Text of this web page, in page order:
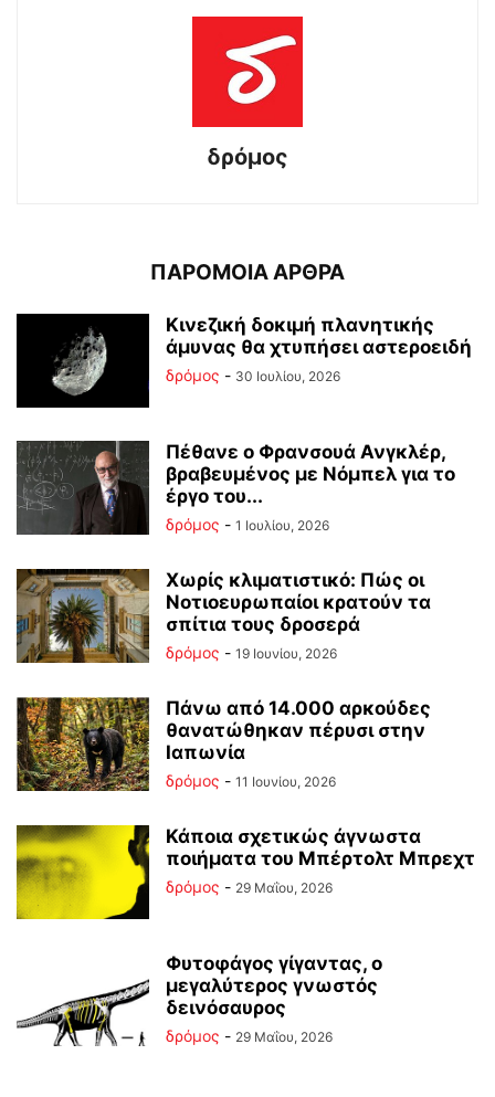
δρόμος
ΠΑΡΟΜΟΙΑ ΑΡΘΡΑ
Κινεζική δοκιμή πλανητικής
άμυνας θα χτυπήσει αστεροειδή
δρόμος - 30 Ιουλίου, 2026
Πέθανε ο Φρανσουά Ανγκλέρ,
βραβευμένος με Νόμπελ για το
έργο του...
δρόμος - 1 Ιουλίου, 2026
Χωρίς κλιματιστικό: Πώς οι
Νοτιοευρωπαίοι κρατούν τα
σπίτια τους δροσερά
δρόμος - 19 Ιουνίου, 2026
Πάνω από 14.000 αρκούδες
θανατώθηκαν πέρυσι στην
Ιαπωνία
δρόμος - 11 Ιουνίου, 2026
Κάποια σχετικώς άγνωστα
ποιήματα του Μπέρτολτ Μπρεχτ
δρόμος - 29 Μαΐου, 2026
Φυτοφάγος γίγαντας, ο
μεγαλύτερος γνωστός
δεινόσαυρος
δρόμος - 29 Μαΐου, 2026